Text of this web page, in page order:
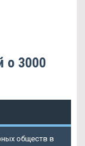
о 3000
обществ в